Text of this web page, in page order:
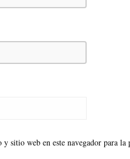
sitio web en este navegador para